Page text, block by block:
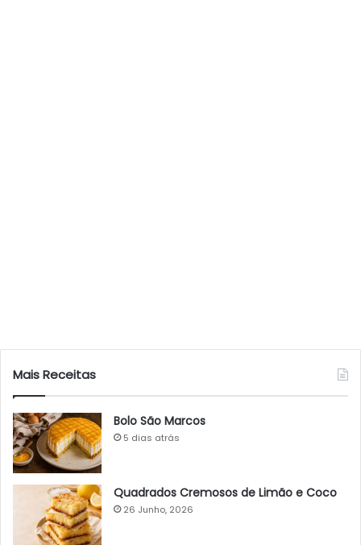
Mais Receitas
Bolo São Marcos
5 dias atrás
Quadrados Cremosos de Limão e Coco
26 Junho, 2026